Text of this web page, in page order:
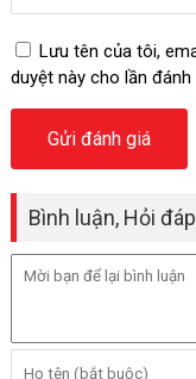
Lưu tên của tôi,
duyệt này cho lần
Bình luận, Hỏi đáp